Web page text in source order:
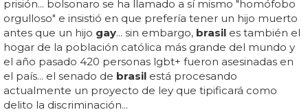
prisión... bolsonaro se ha llamado a sí mismo "homófobo
orgulloso" e insistió en que prefería tener un hijo muerto
antes que un hijo gay... sin embargo, brasil es también el
hogar de la población católica más grande del mundo y
el año pasado 420 personas lgbt+ fueron asesinadas en
el país... el senado de brasil está procesando
actualmente un proyecto de ley que tipificará como
delito la discriminación...